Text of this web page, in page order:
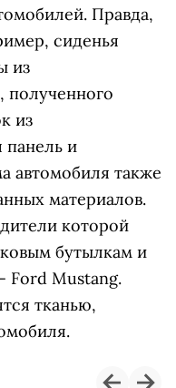
Правда,
сиденья
из
полученного
из
панель и
автомобиля также
материалов.
которой
бутылкам и
Mustang.
тканью,